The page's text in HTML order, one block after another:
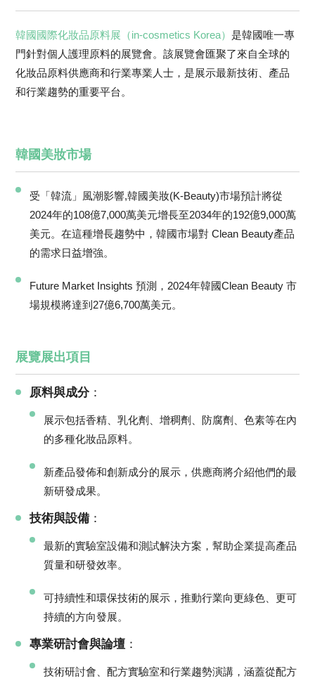
韓國國際化妝品原料展（in-cosmetics Korea） 是韓國唯一專
門針對個人護理原料的展覽會。該展覽會匯聚了來自全球的
化妝品原料供應商和行業專業人士，是展示最新技術、產品
和行業趨勢的重要平台。
韓國美妝市場
受「韓流」風潮影響,韓國美妝(K-Beauty)市場預計將從
2024年的108億7,000萬美元增長至2034年的192億9,000萬
美元。在這種增長趨勢中，韓國市場對 Clean Beauty產品
的需求日益增強。
Future Market Insights 預測，2024年韓國Clean Beauty 市
場規模將達到27億6,700萬美元。
展覽展出項目
原料與成分 ：
展示包括香精、乳化劑、增稠劑、防腐劑、色素等在內
的多種化妝品原料。
新產品發佈和創新成分的展示，供應商將介紹他們的最
新研發成果。
技術與設備：
最新的實驗室設備和測試解決方案，幫助企業提高產品
質量和研發效率。
可持續性和環保技術的展示，推動行業向更綠色、更可
持續的方向發展。
專業研討會與論壇 ：
技術研討會、配方實驗室和行業趨勢演講，涵蓋從配方